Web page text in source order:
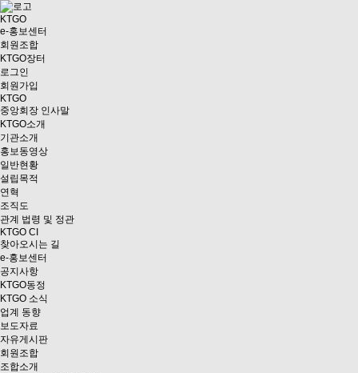
KTGO
e-홍보센터
회원조합
KTGO장터
로그인
회원가입
KTGO
중앙회장 인사말
KTGO소개
기관소개
홍보동영상
일반현황
설립목적
연혁
조직도
관계 법령 및 정관
KTGO CI
찾아오시는 길
e-홍보센터
공지사항
KTGO동정
KTGO 소식
업계 동향
보도자료
자유게시판
회원조합
조합소개